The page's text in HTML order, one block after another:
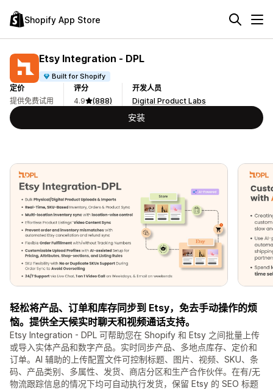
Shopify App Store
Etsy Integration ‑ DPL
Built for Shopify
定价
提供免费试用
评分
4.9
(888)
开发人员
Digital Product Labs
安装
轻松将产品、订单和库存同步到 Etsy，免去手动操作的烦
恼。提供全天候实时聊天和视频通话支持。
Etsy Integration - DPL 可帮助您在 Shopify 和 Etsy 之间批量上传
或导入实体产品和数字产品。实时同步产品、多地点库存、定价和
订单。AI 辅助的上传配置文件可控制标题、图片、视频、SKU、条
码、产品类别、多属性、发货、商店分区和生产合作伙伴。在有/无
物流跟踪信息的情况下均可自动执行发货，保留 Etsy 的 SEO 标题